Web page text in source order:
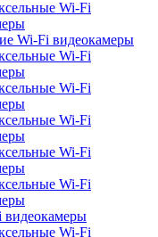
Wi-Fi
Wi-Fi видеокамеры
Wi-Fi
Wi-Fi
Wi-Fi
Wi-Fi
Wi-Fi
видеокамеры
Wi-Fi